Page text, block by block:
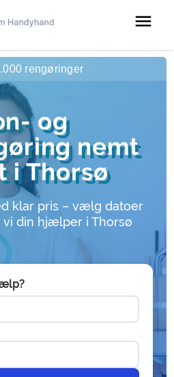
menu
og
nemt
i Thorsø
klar pris – vælg datoer
vi din hjælper i Thorsø
rengøringer